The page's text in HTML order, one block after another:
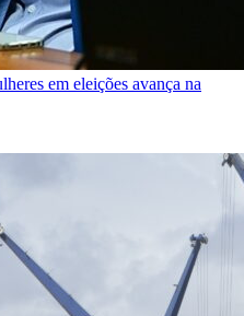
em eleições avança na